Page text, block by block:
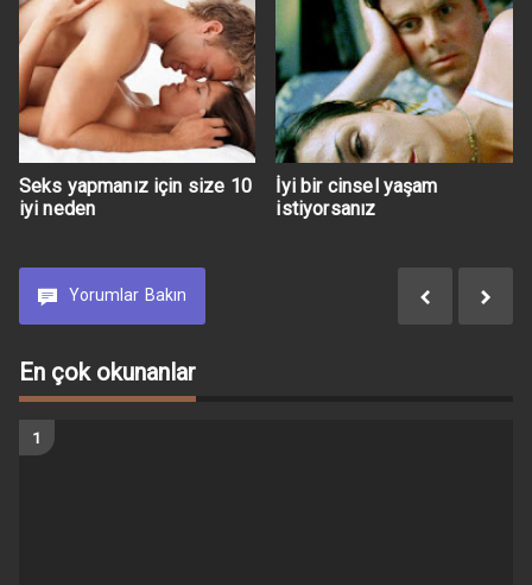
Seks yapmanız için size 10
iyi neden
İyi bir cinsel yaşam
istiyorsanız
Yorumlar Bakın
En çok okunanlar